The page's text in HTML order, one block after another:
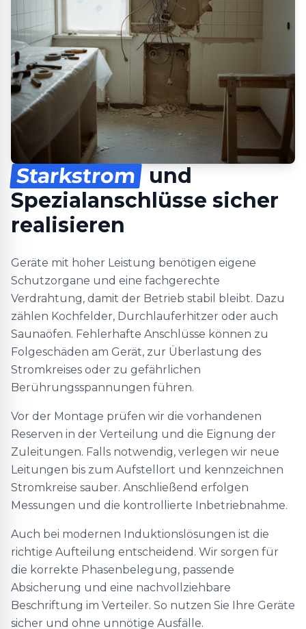
Starkstrom
und
Spezialanschlüsse sicher
realisieren
Geräte mit hoher Leistung benötigen eigene
Schutzorgane und eine fachgerechte
Verdrahtung, damit der Betrieb stabil bleibt. Dazu
zählen Kochfelder, Durchlauferhitzer oder auch
Saunaöfen. Fehlerhafte Anschlüsse können zu
Folgeschäden am Gerät, zur Überlastung des
Stromkreises oder zu gefährlichen
Berührungsspannungen führen.
Vor der Montage prüfen wir die vorhandenen
Reserven in der Verteilung und die Eignung der
Zuleitungen. Falls notwendig, verlegen wir neue
Leitungen bis zum Aufstellort und kennzeichnen
Stromkreise sauber. Anschließend erfolgen
Messungen und die kontrollierte Inbetriebnahme.
Auch bei modernen Induktionslösungen ist die
richtige Aufteilung entscheidend. Wir sorgen für
die korrekte Phasenbelegung, passende
Absicherung und eine nachvollziehbare
Beschriftung im Verteiler. So nutzen Sie Ihre Geräte
sicher und ohne unnötige Ausfälle.